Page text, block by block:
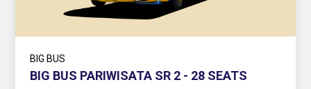
BIG BUS
BIG BUS PARIWISATA SR 2 - 28 SEATS